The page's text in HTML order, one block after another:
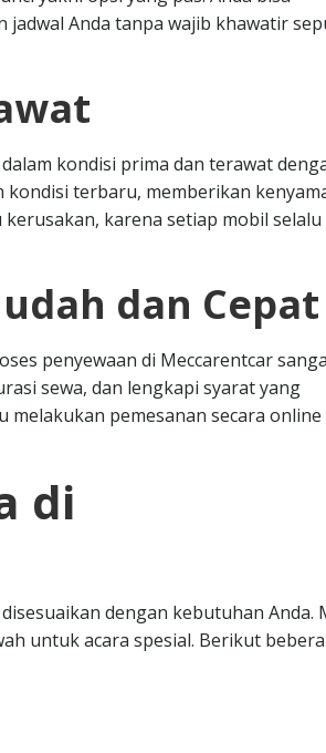
jadwal Anda tanpa wajib khawatir
kondisi prima dan terawat
kondisi terbaru, memberikan
karena setiap mobil
dan Cepat
penyewaan di Meccarentcar
sewa, dan lengkapi syarat yang
melakukan pemesanan secara online
di
dengan kebutuhan Anda.
untuk acara spesial. Berikut